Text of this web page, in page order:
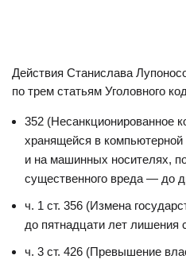
Действия Станислава
по трем статьям Уголовного
352 (Несанкционированное
хранящейся в компьютерной
и на машинных носителях,
существенного вреда — до
ч. 1 ст. 356 (Измена
до пятнадцати лет лишения
ч. 3 ст. 426 (Превышение